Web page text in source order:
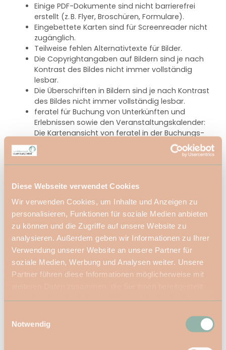
Diese Webseite verwendet Cookies
Wir verwenden Cookies, um Inhalte und Anzeigen zu
personalisieren, Funktionen für soziale Medien anbieten
zu können und die Zugriffe auf unsere Website zu
analysieren. Außerdem geben wir Informationen zu Ihrer
Verwendung unserer Website an unsere Partner für
soziale Medien, Werbung und Analysen weiter. Unsere
Partner führen diese Informationen möglicherweise mit
Notwendig
Einige PDF-Dokumente sind nicht barrierefrei
erstellt (z. B. Flyer, Broschüren, Formulare).
Eingebettete Karten sind für Screenreader nicht
zugänglich.
Teilweise fehlen Alternativtexte für Bilder.
Die Copyrightangaben auf Bildern sind je nach
Kontrast des Bildes nicht immer vollständig
lesbar.
Die Überschriften in Bildern sind je nach Kontrast
des Bildes nicht immer vollständig lesbar.
feratel für Buchung von Unterkünften und
Erlebnissen sowie den Veranstaltungskalender:
Die Kartenansicht von feratel in der Buchungs-
Trefferliste ist aktuell nicht barrierefrei. Die Karte
kann nur mit gezogenen Klicks, z.B. beim
Verschieben der Karte nach links und rechts,
noch nicht zur Verfügung.
durchgängig über Untertitel oder
Audiobeschreibungen.
Die genannten Inhalte werden sukzessive
überarbeitet. Die Stadt Lauenburg/Elbe strebt an, die
Barrierefreiheit weiter zu verbessern.
Barrierefreiheit
Diese Erklärung wurde am 20.06.2025 erstellt.
Die Aussagen bezüglich der Vereinbarkeit mit den